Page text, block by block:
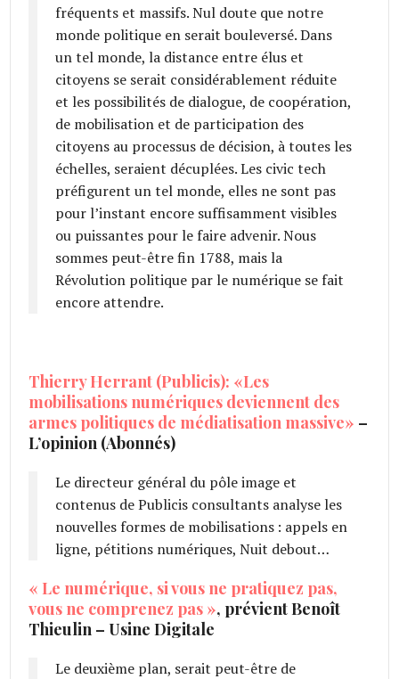
fréquents et massifs. Nul doute que notre
monde politique en serait bouleversé. Dans
un tel monde, la distance entre élus et
citoyens se serait considérablement réduite
et les possibilités de dialogue, de coopération,
de mobilisation et de participation des
citoyens au processus de décision, à toutes les
échelles, seraient décuplées. Les civic tech
préfigurent un tel monde, elles ne sont pas
pour l’instant encore suffisamment visibles
ou puissantes pour le faire advenir. Nous
sommes peut-être fin 1788, mais la
Révolution politique par le numérique se fait
encore attendre.
Thierry Herrant (Publicis): «Les
mobilisations numériques deviennent des
armes politiques de médiatisation massive» –
L’opinion (Abonnés)
Le directeur général du pôle image et
contenus de Publicis consultants analyse les
nouvelles formes de mobilisations : appels en
ligne, pétitions numériques, Nuit debout…
« Le numérique, si vous ne pratiquez pas,
vous ne comprenez pas », prévient Benoît
Thieulin – Usine Digitale
Le deuxième plan, serait peut-être de